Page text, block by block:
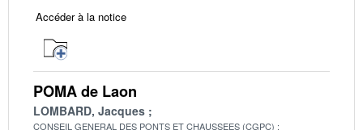
Accéder à la notice
POMA de Laon
LOMBARD, Jacques
CONSEIL GENERAL DES PONTS ET CHAUSSEES (CGPC)